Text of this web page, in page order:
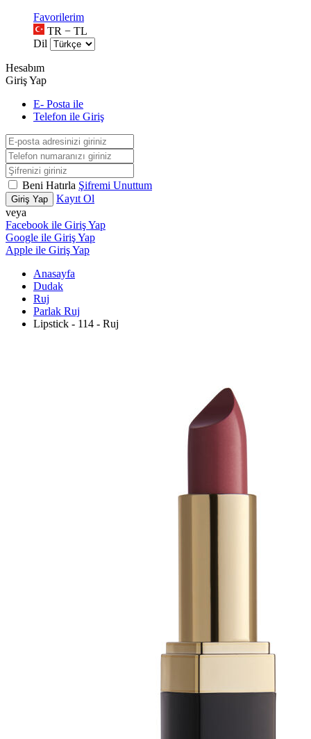
Favorilerim
TR − TL
Dil
Hesabım
Giriş Yap
E- Posta ile
Telefon ile Giriş
Beni Hatırla Şifremi Unuttum
Giriş Yap
Kayıt Ol
veya
Facebook ile Giriş Yap
Google ile Giriş Yap
Apple ile Giriş Yap
Anasayfa
Dudak
Ruj
Parlak Ruj
Lipstick - 114 - Ruj